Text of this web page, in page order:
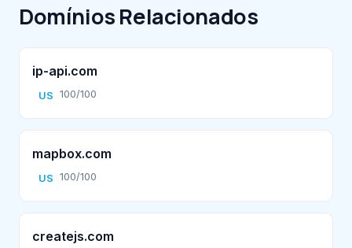
Domínios Relacionados
ip-api.com
US 100/100
mapbox.com
US 100/100
createjs.com